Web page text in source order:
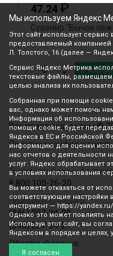
47.24₽
Сувенир "Бычок
В
Все права защищены ©
Политика
Звонок по России
8 800 100-26-20
Принимаем звонки
(846) 207-34-20
(846) 207-34-21
Обратный звонок
Мы используем Яндекс
Этот сайт использует
предоставляемый компанией
Л. Толстого, 16 (далее —
Сервис Яндекс Метрика
текстовые файлы,
целью анализа их
Собранная при помощи
вас, однако может помочь
Информация об
помощи cookie, будет
Яндекса в ЕС и Российской
информацию для оценки
нас отчетов о деятельности
услуг. Яндекс обрабатывает
в условиях использования
Вы можете отказаться от
соответствующие настройки
инструмент — https://
Однако это может повлиять
Используя этот сайт, вы
Яндексом в порядке и целях,
Я согласен